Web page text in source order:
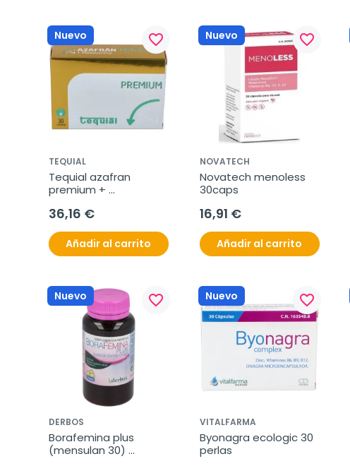
Nuevo favorite_border
TEQUIAL
Tequial azafran
premium +
36,16 €
Añadir al carrito
Nuevo favorite_border
NOVATECH
Novatech menoless
30caps
16,91 €
Añadir al carrito
Nuevo favorite_border
DERBOS
Borafemina plus
(mensulan 30)
Nuevo favorite_border
VITALFARMA
Byonagra ecologic 30
perlas